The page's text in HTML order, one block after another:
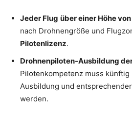
Jeder Flug über einer Höhe
nach Drohnengröße und
Pilotenlizenz.
Drohnenpiloten-Ausbildung
Pilotenkompetenz muss
Ausbildung und
werden.